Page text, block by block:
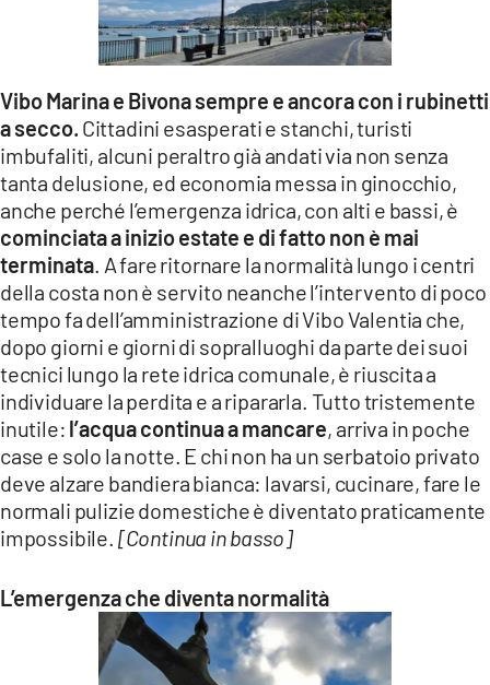
LACONAIR.IT
LACITYMAG.IT
ILREGGINO.IT
COSENZACHANNEL.IT
ILVIBONESE.IT
CATANZAROCHANNEL.IT
LACAPITALENEWS.IT
App
ANDROID
APPLE
Vibo Marina e Bivona sempre e ancora con i rubinetti
a secco. Cittadini esasperati e stanchi, turisti
imbufaliti, alcuni peraltro già andati via non senza
tanta delusione, ed economia messa in ginocchio,
anche perché l’emergenza idrica, con alti e bassi, è
cominciata a inizio estate e di fatto non è mai
terminata . A fare ritornare la normalità lungo i centri
della costa non è servito neanche l’intervento di poco
tempo fa dell’amministrazione di Vibo Valentia che,
dopo giorni e giorni di sopralluoghi da parte dei suoi
tecnici lungo la rete idrica comunale, è riuscita a
individuare la perdita e a ripararla. Tutto tristemente
inutile: l’acqua continua a mancare, arriva in poche
case e solo la notte. E chi non ha un serbatoio privato
deve alzare bandiera bianca: lavarsi, cucinare, fare le
normali pulizie domestiche è diventato praticamente
impossibile. [Continua in basso]
L’emergenza che diventa normalità